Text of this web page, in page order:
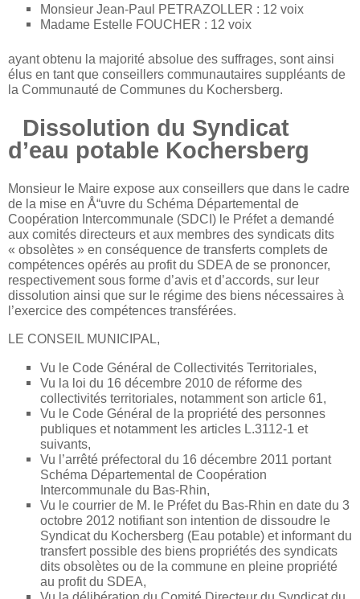
Monsieur Jean-Paul PETRAZOLLER : 12 voix
Madame Estelle FOUCHER : 12 voix
ayant obtenu la majorité absolue des suffrages, sont ainsi
élus en tant que conseillers communautaires suppléants de
la Communauté de Communes du Kochersberg.
Dissolution du Syndicat
d’eau potable Kochersberg
Monsieur le Maire expose aux conseillers que dans le cadre
de la mise en Å“uvre du Schéma Départemental de
Coopération Intercommunale (SDCI) le Préfet a demandé
aux comités directeurs et aux membres des syndicats dits
« obsolètes » en conséquence de transferts complets de
compétences opérés au profit du SDEA de se prononcer,
respectivement sous forme d’avis et d’accords, sur leur
dissolution ainsi que sur le régime des biens nécessaires à
l’exercice des compétences transférées.
LE CONSEIL MUNICIPAL,
Vu le Code Général de Collectivités Territoriales,
Vu la loi du 16 décembre 2010 de réforme des
collectivités territoriales, notamment son article 61,
Vu le Code Général de la propriété des personnes
publiques et notamment les articles L.3112-1 et
suivants,
Vu l’arrêté préfectoral du 16 décembre 2011 portant
Schéma Départemental de Coopération
Intercommunale du Bas-Rhin,
Vu le courrier de M. le Préfet du Bas-Rhin en date du 3
octobre 2012 notifiant son intention de dissoudre le
Syndicat du Kochersberg (Eau potable) et informant du
transfert possible des biens propriétés des syndicats
dits obsolètes ou de la commune en pleine propriété
au profit du SDEA,